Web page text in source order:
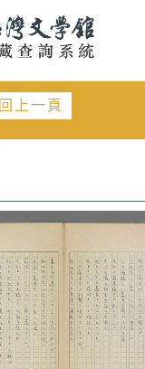
回上一頁